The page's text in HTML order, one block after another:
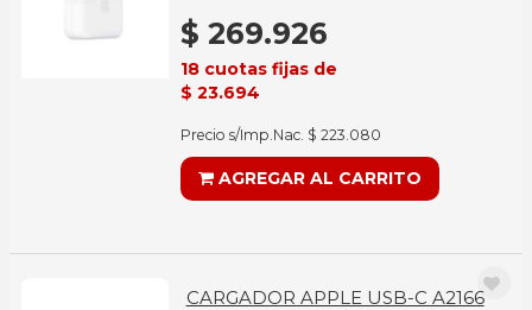
$ 269.926
18 cuotas fijas de
$ 23.694
Precio s/Imp.Nac. $ 223.080
AGREGAR AL CARRITO
CARGADOR APPLE USB-C A2166